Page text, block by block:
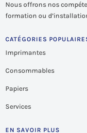
Nous offrons nos
formation ou
CATÉGORIES
Imprimantes
Consommables
Papiers
Services
EN SAVOIR PLUS